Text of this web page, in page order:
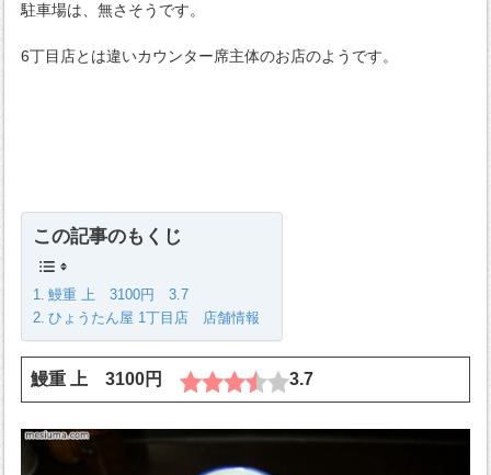
駐車場は、無さそうです。
6丁目店とは違いカウンター席主体のお店のようです。
この記事のもくじ
鰻重 上 3100円 3.7
ひょうたん屋 1丁目店 店舗情報
鰻重 上 3100円 3.7